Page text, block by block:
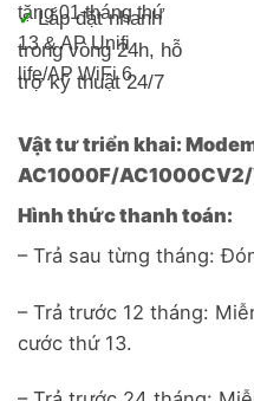
tặng 01 tháng thứ
13 & AP Unifi
life/AP WiFi 6
✓ Lắp đặt nhanh
trong vòng 24h, hỗ
trợ kỹ thuật 24/7
Vật tư triển khai:
AC1000F/
Hình thức thanh toán:
– Trả sau từng tháng:
– Trả trước 12 tháng:
cước thứ 13.